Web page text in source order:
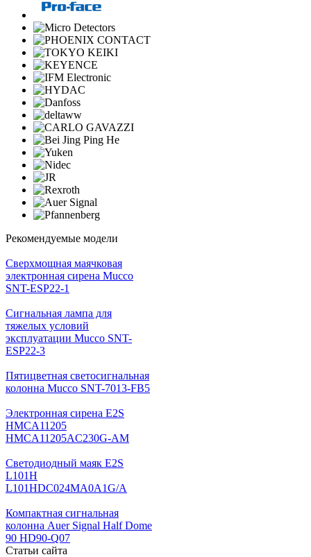
Рекомендуемые модели
Cверхмощная маячковая
электронная сирена Mucco
SNT-ESP22-1
Сигнальная лампа для
тяжелых условий
эксплуатации Mucco SNT-
ESP22-3
Пятицветная светосигнальная
колонна Mucco SNT-7013-FB5
Электронная сирена E2S
HMCA11205
HMCA11205AC230G-AM
Светодиодный маяк E2S
L101H
L101HDC024MA0A1G/A
Компактная сигнальная
колонна Auer Signal Half Dome
90 HD90-Q07
Статьи сайта